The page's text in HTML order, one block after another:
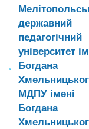
державний
педагогічний
університет
Богдана
МДПУ імені
Богдана